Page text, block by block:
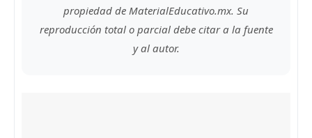
propiedad de MaterialEducativo.mx. Su
reproducción total o parcial debe citar a la fuente
y al autor.